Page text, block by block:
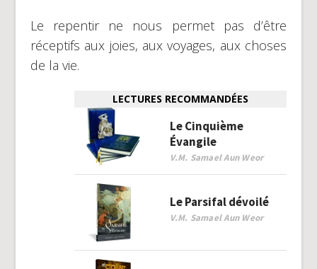
Le repentir ne nous permet pas d’être
réceptifs aux joies, aux voyages, aux choses
de la vie.
LECTURES RECOMMANDÉES
Le Cinquième
Évangile
V.M. Samael Aun Weor
Le Parsifal dévoilé
V.M. Samael Aun Weor